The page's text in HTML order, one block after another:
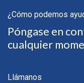
¿Cómo podemos
Póngase en
cualquier
Llámanos